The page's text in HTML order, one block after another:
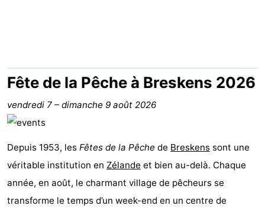
Nieuwvliet-
Bad
Meulinge
EuroParcs
Cadzand
-
Hoogduin
-
Noordzee
Résidence
Cadzand-
Resort
Nieuwvliet-
Schoneveld
-
Fête de la Pêche à Breskens 2026
vendredi 7 – dimanche 9 août 2026
Depuis 1953, les Fêtes de la Pêche de Breskens sont une
véritable institution en Zélande et bien au-delà. Chaque
année, en août, le charmant village de pêcheurs se
transforme le temps d’un week-end en un centre de